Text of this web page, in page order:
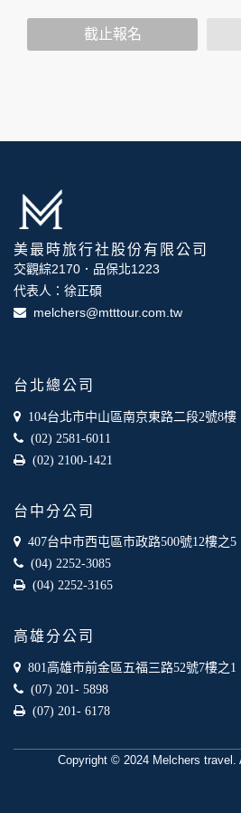
您個人在本網站上的聊天室或討論區
個人的資料，其範圍如下：
於一般瀏覽時，伺服器會自行記錄相
設備的 IP 位址、使用時間、使用的瀏
錄等，做為我們增進網站服務的參考
用，決不對外公布。
為提供精確的服務，我們會將收集的
分析，分析結果之統計數據或說明文
人之資料。
在您於本網站註冊帳號、使用本網站
贈獎時，本網站會收集您的個人識別
業夥伴處取得個人資料。
身份證字號、電子郵件、出生日期、
當您註冊成功，並登入使用我們的服
號、電子郵件、出生日期、性別、行
成功，並登入使用我們的服務後，本
其他除了上述，會保留您在上網瀏覽
生的相關記錄，包括您使用連線設備
用的瀏覽器、瀏覽及點選資料紀錄等
的瀏覽器予以標示，歸納使用者瀏覽
將此項記錄和您對應。請您注意，在
商，或與連結本網站，也可能蒐集您
提供的個人資訊，這些廣告廠商、或
保護政策，其資料處理措施不適用本
本網站將在事前或註冊登錄取得您的
本公司發送，也會在該資料或電子郵
截止報名
美最時旅行社股份有限公司
交觀綜2170．品保北1223
代表人：徐正碩
melchers@mtttour.com.tw
台北總公司
104台北市中山區南京東路二段2號8樓
(02) 2581-6011
(02) 2100-1421
台中分公司
407台中市西屯區市政路500號12樓之5
(04) 2252-3085
(04) 2252-3165
高雄分公司
801高雄市前金區五福三路52號7樓之1
(07) 201- 5898
(07) 201- 6178
Copyright © 2024 Melchers travel.